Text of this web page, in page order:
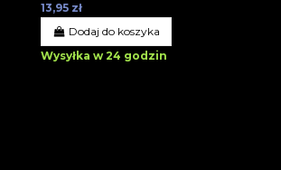
13,95 zł
Dodaj do koszyka
Wysyłka w 24 godzin